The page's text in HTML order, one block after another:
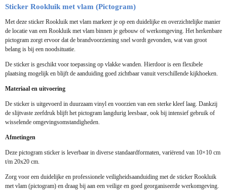
Sticker Rookluik met vlam (Pictogram)
Met deze sticker Rookluik met vlam markeer je op een duidelijke en overzichtelijke manier
de locatie van een Rookluik met vlam binnen je gebouw of werkomgeving. Het herkenbare
pictogram zorgt ervoor dat de brandvoorziening snel wordt gevonden, wat van groot
belang is bij een noodsituatie.
De sticker is geschikt voor toepassing op vlakke wanden. Hierdoor is een flexibele
plaatsing mogelijk en blijft de aanduiding goed zichtbaar vanuit verschillende kijkhoeken.
Materiaal en uitvoering
De sticker is uitgevoerd in duurzaam vinyl en voorzien van een sterke kleef laag. Dankzij
de slijtvaste zeefdruk blijft het pictogram langdurig leesbaar, ook bij intensief gebruik of
wisselende omgevingsomstandigheden.
Afmetingen
Deze pictogram sticker is leverbaar in diverse standaardformaten, variërend van 10×10 cm
t/m 20x20 cm.
Zorg voor een duidelijke en professionele veiligheidsaanduiding met de sticker Rookluik
met vlam (pictogram) en draag bij aan een veilige en goed georganiseerde werkomgeving.